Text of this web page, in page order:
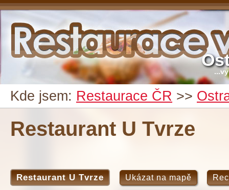
Kde jsem: Restaurace ČR >>
Restaurant U Tvrze
Restaurant U Tvrze Ukázat na mapě